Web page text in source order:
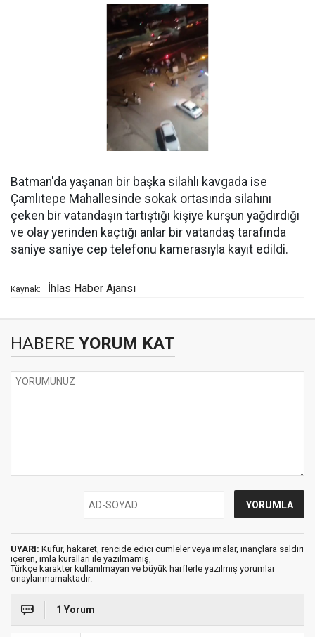
Batman'da yaşanan bir başka silahlı kavgada ise
Çamlıtepe Mahallesinde sokak ortasında silahını
çeken bir vatandaşın tartıştığı kişiye kurşun yağdırdığı
ve olay yerinden kaçtığı anlar bir vatandaş tarafında
saniye saniye cep telefonu kamerasıyla kayıt edildi.
Kaynak: İhlas Haber Ajansı
HABERE YORUM KAT
UYARI: Küfür, hakaret, rencide edici cümleler veya imalar, inançlara saldırı
içeren, imla kuralları ile yazılmamış,
Türkçe karakter kullanılmayan ve büyük harflerle yazılmış yorumlar
onaylanmamaktadır.
1 Yorum